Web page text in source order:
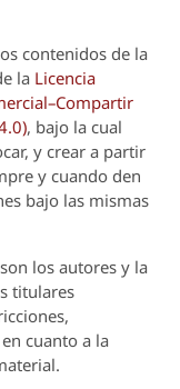
contenidos de la
la Licencia
, bajo la cual
y crear a partir
y cuando den
bajo las mismas
los autores y la
titulares
cuanto a la